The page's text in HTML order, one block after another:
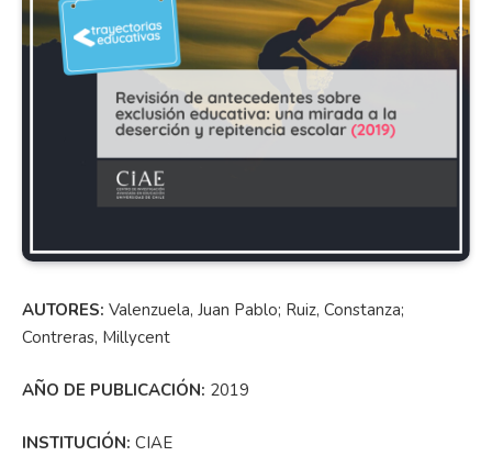
AUTORES: Valenzuela, Juan Pablo; Ruiz, Constanza;
Contreras, Millycent
AÑO DE PUBLICACIÓN: 2019
INSTITUCIÓN: CIAE